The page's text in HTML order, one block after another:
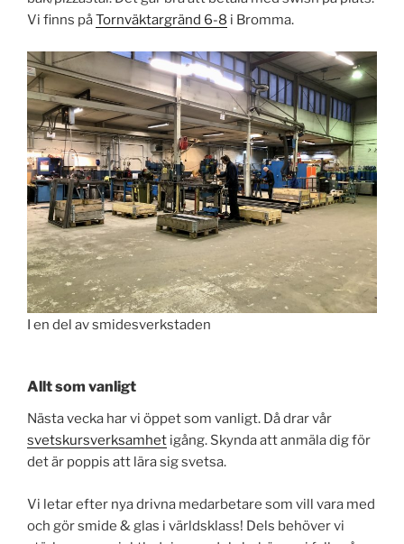
Vi finns påTornväktargränd 6-8 i Bromma.
I en del av smidesverkstaden
Allt som vanligt
Nästa vecka har vi öppet som vanligt. Då drar vår
svetskursverksamhet igång. Skynda att anmäla dig för
det är poppis att lära sig svetsa.
Vi letar efter nya drivna medarbetare som vill vara med
och gör smide & glas i världsklass! Dels behöver vi